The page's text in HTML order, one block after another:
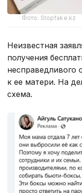
Фото: Stopfake.kz
Неизвестная
получения
несправедливого
к ее матери. На
схема.